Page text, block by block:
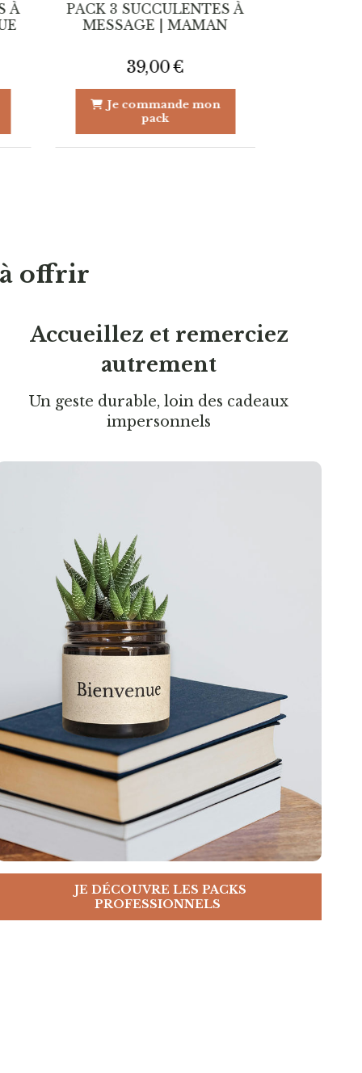
À
PACK 3 SUCCULENTES À
MESSAGE | MAMAN
39,00€
Je commande mon
pack
offrir
Accueillez et remerciez
autrement
Un geste durable, loin des cadeaux
impersonnels
JE DÉCOUVRE LES PACKS
PROFESSIONNELS